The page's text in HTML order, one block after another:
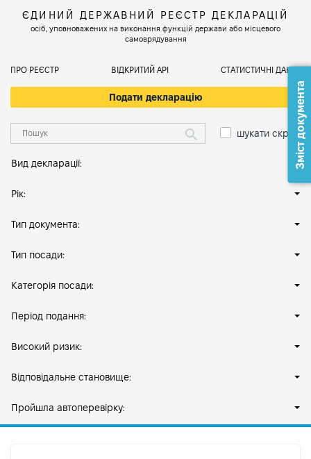
ЄДИНИЙ ДЕРЖАВНИЙ РЕЄСТР ДЕКЛАРАЦІЙ
осіб, уповноважених на виконання функцій держави або місцевого
самоврядування
ПРО РЕЄСТР ВІДКРИТИЙ АРІ СТАТИСТИЧНІ ДАНІ
Подати декларацію
шукати скрізь
Вид декларації:
Рік:
Тип документа:
Тип посади:
Категорія посади:
Період подання:
Високий ризик:
Відповідальне становище:
Пройшла автоперевірку:
Зміст документа